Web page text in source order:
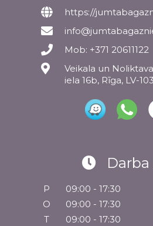
https://
Mob: +371 20611122
Veikala un
iela 16b, Rīga, LV-
P
09:00 - 17:30
O
09:00 - 17:30
T
09:00 - 17:30